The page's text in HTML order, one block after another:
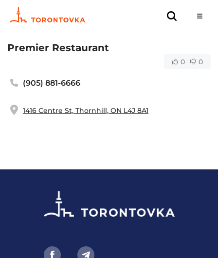
Premier Restaurant
0 0
(905) 881-6666
1416 Centre St, Thornhill, ON L4J 8A1